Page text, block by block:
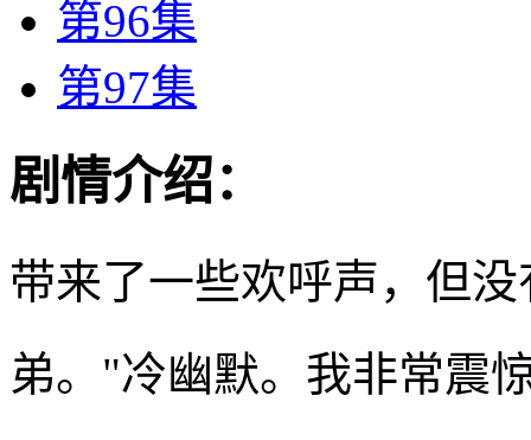
第96集
第97集
剧情介绍：
带来了一些欢呼声，但
弟。"冷幽默。我非常震